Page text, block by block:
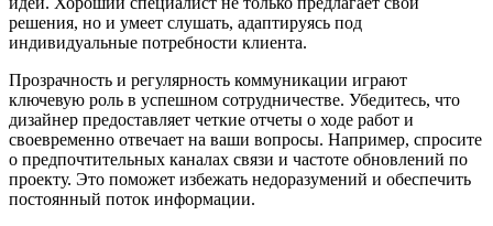
решения, но и умеет слушать, адаптируясь под
индивидуальные потребности клиента.
Прозрачность и регулярность коммуникации играют
ключевую роль в успешном сотрудничестве. Убедитесь, что
дизайнер предоставляет четкие отчеты о ходе работ и
своевременно отвечает на ваши вопросы. Например, спросите
о предпочтительных каналах связи и частоте обновлений по
проекту. Это поможет избежать недоразумений и обеспечить
постоянный поток информации.